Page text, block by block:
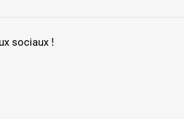
sociaux !